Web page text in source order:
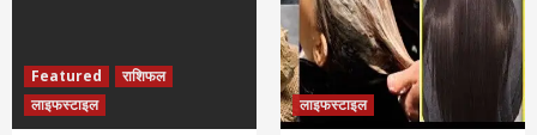
Featured
राशिफल
लाइफस्टाइल
लाइफस्टाइल